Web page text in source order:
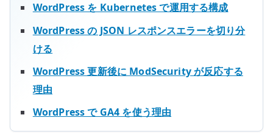
WordPress を Kubernetes で運用する構成
WordPress の JSON レスポンスエラーを切り分
ける
WordPress 更新後に ModSecurity が反応する
理由
WordPress で GA4 を使う理由